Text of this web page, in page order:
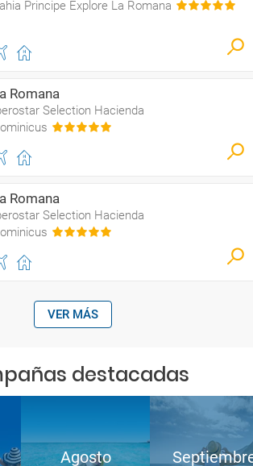
Principe Explore La Romana
Romana
Selection Hacienda
Romana
Selection Hacienda
VER MÁS
destacadas
Agosto